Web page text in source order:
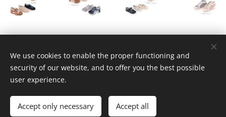
We use cookies to enable the proper functioning and
security of our website, and to offer you the best possible
user experience.
Accept only necessary Accept all